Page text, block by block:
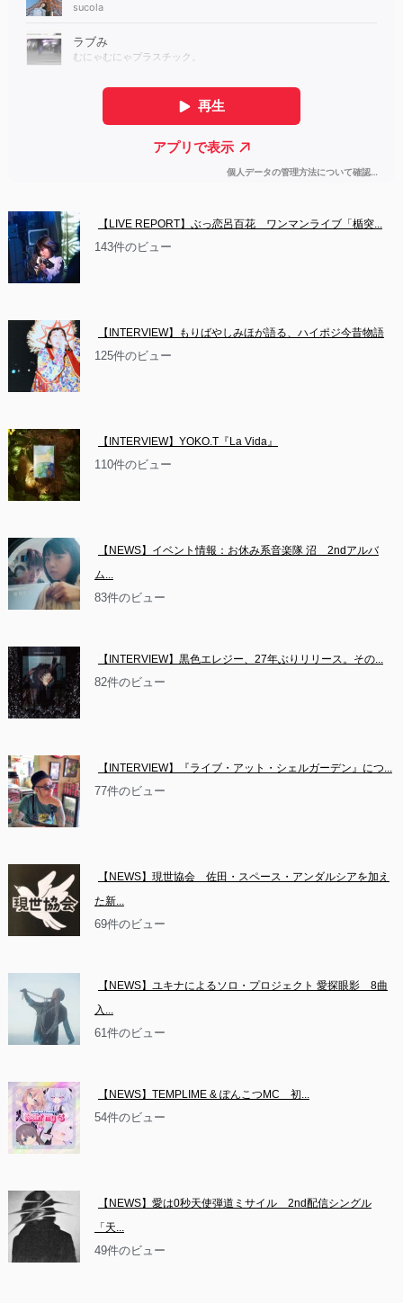
【LIVE REPORT】ぶっ恋呂百花　ワンマンライブ「楯突...
143件のビュー
【INTERVIEW】もりばやしみほが語る、ハイポジ今昔物語
125件のビュー
【INTERVIEW】YOKO.T『La Vida』
110件のビュー
【NEWS】イベント情報：お休み系音楽隊 沼　2ndアルバ
ム...
83件のビュー
【INTERVIEW】黒色エレジー、27年ぶりリリース。その...
82件のビュー
【INTERVIEW】『ライブ・アット・シェルガーデン』につ...
77件のビュー
【NEWS】現世協会　佐田・スペース・アンダルシアを加え
た新...
69件のビュー
【NEWS】ユキナによるソロ・プロジェクト 愛探眼影　8曲
入...
61件のビュー
【NEWS】TEMPLIME & ぽんこつMC　初...
54件のビュー
【NEWS】愛は0秒天使弾道ミサイル　2nd配信シングル
「天...
49件のビュー